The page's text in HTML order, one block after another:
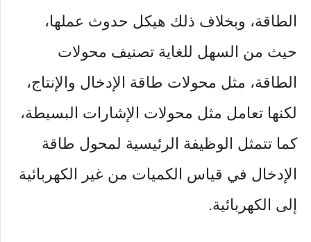
الطاقة، وبخلاف ذلك هيكل حدوث عملها،
حيث من السهل للغاية تصنيف محولات
الطاقة، مثل محولات طاقة الإدخال والإنتاج،
لكنها تعامل مثل محولات الإشارات البسيطة،
كما تتمثل الوظيفة الرئيسية لمحول طاقة
الإدخال في قياس الكميات من غير الكهربائية
إلى الكهربائية.